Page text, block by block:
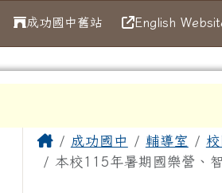
成功國中舊站 English
主內容區域
Home成功國中 輔導室
本校115年暑期國樂營、